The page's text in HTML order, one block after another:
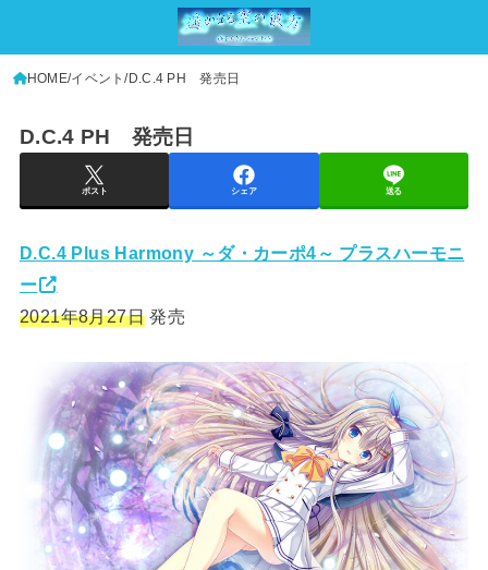
HOME イベント D.C.4 PH 発売日
D.C.4 PH 発売日
ポスト シェア 送る
D.C.4 Plus Harmony ～ダ・カーポ4～ プラスハーモニ
ー
2021年8月27日 発売